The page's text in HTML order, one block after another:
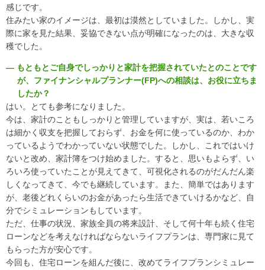
感じです。
住みたい家のイメージは、最初は漠然としていました。しかし、実
際に家を見た結果、妥協できない点が明確になったのは、大きな収
穫でした。
― もともとご自身でしっかりと家計を把握されていたとのことです
が、ファイナンシャルプランナー(FP)への相談は、お役に立ちま
したか？
はい。とても参考になりました。
今は、家計のこともしっかりと管理していますが、実は、若いころ
は細かく収支を把握しておらず、お金を何に使っているのか、わか
っているようでわかっていない状態でした。しかし、これではいけ
ないと改め、家計簿をつけ始めました。すると、思いもよらず、い
ろいろ使っていたことが見えてきて、可視化されるのがだんだん楽
しくなってきて、今でも継続しています。また、簡単ではあります
が、老後どれくらいのお金があったら生活できていけるかなど、自
分でシミュレーションもしています。
ただ、仕事の状況、家族全員の将来設計、そして何十年も続く住宅
ローンなどを考えなければならないライフプランは、専門家に見て
もらった方が安心です。
今回も、住宅ローンを組んだ後に、改めてライフプランシミュレー